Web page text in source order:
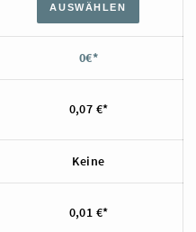
AUSWÄHLEN
0€*
0,07 €*
Keine
0,01 €*